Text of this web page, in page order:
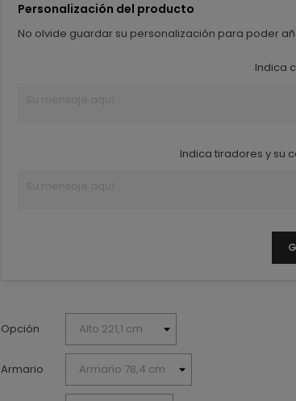
Personalización del producto
No olvide guardar su personalización para poder
Indica
Indica tiradores y su
Opción
Armario